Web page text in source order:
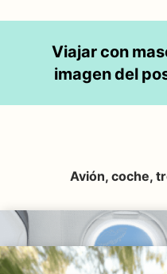
Viajar con
imagen del
Avión, coche,